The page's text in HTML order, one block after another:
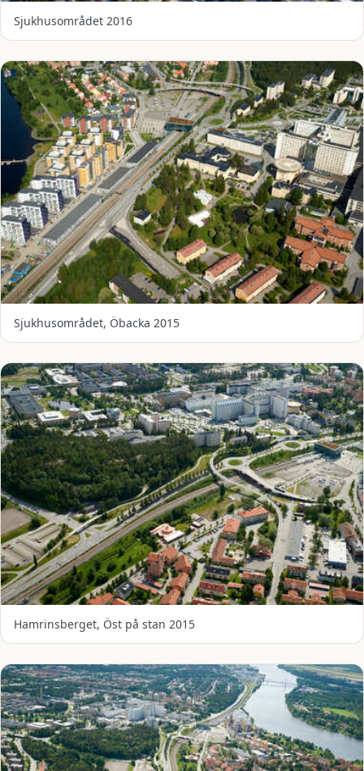
Sjukhusområdet 2016
Sjukhusområdet, Öbacka 2015
Hamrinsberget, Öst på stan 2015